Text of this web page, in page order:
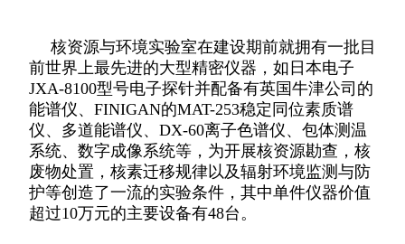
核资源与环境实验室在建设期前就拥有一批目
前世界上最先进的大型精密仪器，如日本电子
JXA-8100型号电子探针并配备有英国牛津公司的
能谱仪、 FINIGAN的MAT-253稳定同位素质谱
仪、多道能谱仪、 DX-60离子色谱仪、包体测温
系统、数字成像系统等，为开展核资源勘查，核
废物处置，核素迁移规律以及辐射环境监测与防
护等创造了一流的实验条件，其中单件仪器价值
超过10万元的主要设备有48台。